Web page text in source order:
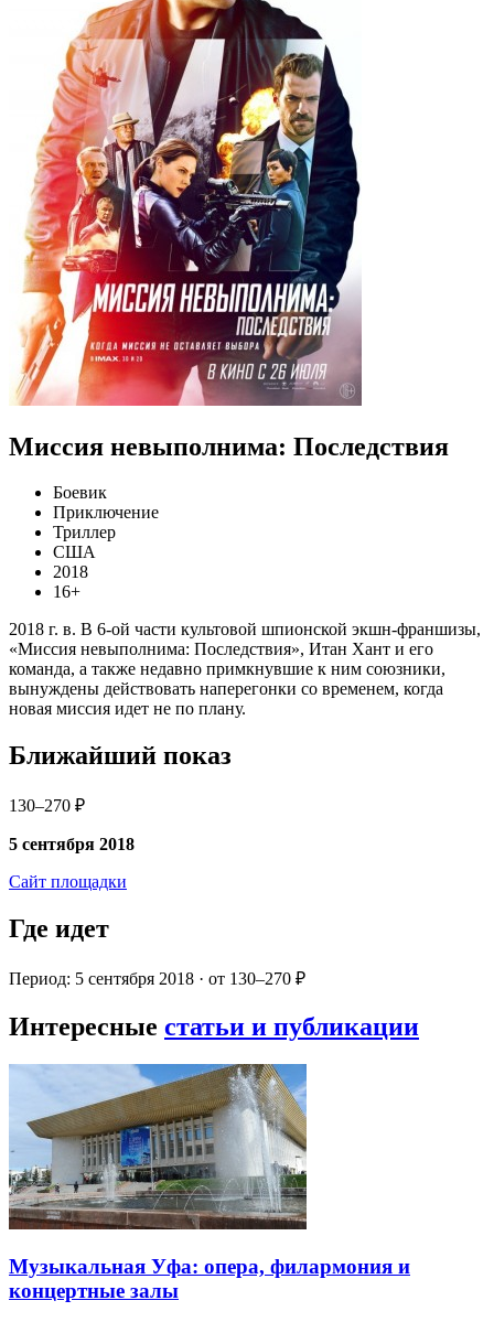
Миссия невыполнима: Последствия
Боевик
Приключение
Триллер
США
2018
16+
2018 г. в. В 6-ой части культовой шпионской экшн-франшизы,
«Миссия невыполнима: Последствия», Итан Хант и его
команда, а также недавно примкнувшие к ним союзники,
вынуждены действовать наперегонки со временем, когда
новая миссия идет не по плану.
Ближайший показ
130–270 ₽
5 сентября 2018
Сайт площадки
Где идет
Период: 5 сентября 2018 · от 130–270 ₽
Интересные статьи и публикации
Музыкальная Уфа: опера, филармония и
концертные залы